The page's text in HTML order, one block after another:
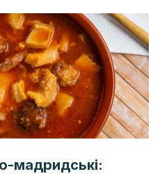
Longitudinal analysis
Heart Study. BMJ
bmj.a2338
мадридські: